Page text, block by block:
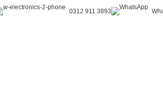
0312 911 3893